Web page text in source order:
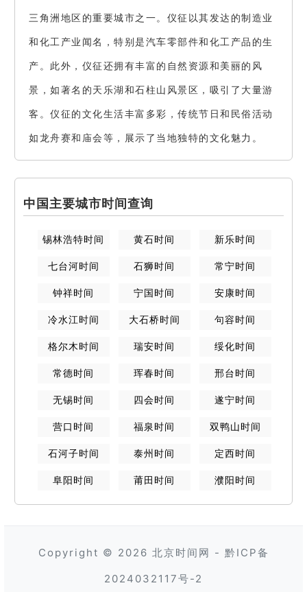
三角洲地区的重要城市之一。仪征以其发达的制造业
和化工产业闻名，特别是汽车零部件和化工产品的生
产。此外，仪征还拥有丰富的自然资源和美丽的风
景，如著名的天乐湖和石柱山风景区，吸引了大量游
客。仪征的文化生活丰富多彩，传统节日和民俗活动
如龙舟赛和庙会等，展示了当地独特的文化魅力。
中国主要城市时间查询
锡林浩特时间 黄石时间 新乐时间
七台河时间 石狮时间 常宁时间
钟祥时间 宁国时间 安康时间
冷水江时间 大石桥时间 句容时间
格尔木时间 瑞安时间 绥化时间
常德时间 珲春时间 邢台时间
无锡时间 四会时间 遂宁时间
营口 时间 福泉 时间 双鸭山时间
石河子时间 泰州时间 定西时间
阜阳时间 莆田 时间 濮阳时间
Copyright © 2026 北京时间网 - 黔ICP备
2024032117号-2